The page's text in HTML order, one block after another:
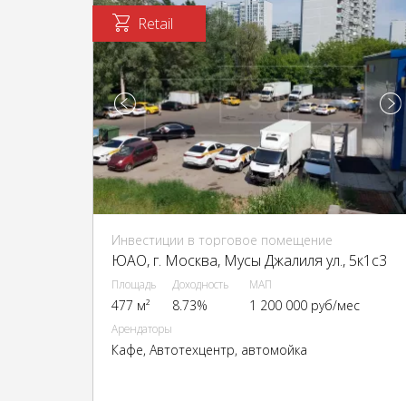
Retail
Инвестиции в торговое помещение
ЮАО, г. Москва, Мусы Джалиля ул., 5к1с3
Площадь
477 м²
Доходность
8.73%
МАП
1 200 000 руб/мес
Арендаторы
Кафе, Автотехцентр, автомойка